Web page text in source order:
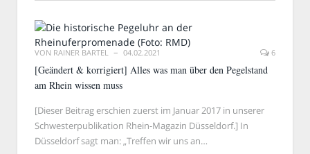
VON RAINER BARTEL 04.02.2021 6
[Geändert & korrigiert] Alles was man über den Pegelstand
am Rhein wissen muss
[Dieser Beitrag erschien zuerst im Januar 2017 in unserer
Schwesterpublikation Rhein-Magazin Düsseldorf.] In
Düsseldorf sagt man: „Treffen wir uns an…